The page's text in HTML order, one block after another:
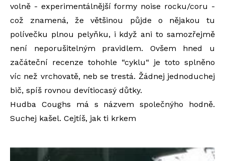
volně - experimentálnější formy noise rocku/coru -
což znamená, že většinou půjde o nějakou tu
polívečku plnou pelyňku, i když ani to samozřejmě
není neporušitelným pravidlem. Ovšem hned u
začáteční recenze tohohle “cyklu“ je toto splněno
víc než vrchovatě, neb se trestá. Žádnej jednoduchej
bič, spíš rovnou devítiocasý důtky.
Hudba Coughs má s názvem společnýho hodně.
Suchej kašel. Cejtíš, jak ti krkem